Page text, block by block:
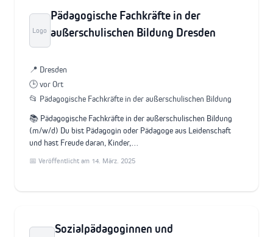
Logo
Pädagogische Fachkräfte in der
außerschulischen Bildung Dresden
📍 Dresden
🕒 vor Ort
📂 Pädagogische Fachkräfte in der außerschulischen Bildung
📚 Pädagogische Fachkräfte in der außerschulischen Bildung
(m/w/d) Du bist Pädagogin oder Pädagoge aus Leidenschaft
und hast Freude daran, Kinder,…
📅 Veröffentlicht am 14. März. 2025
Sozialpädagoginnen und